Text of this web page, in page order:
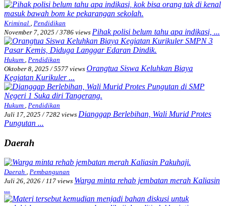
Kriminal
Pendidikan
November 7, 2025 / 3786 views Pihak polisi belum tahu apa indikasi, ...
Hukum
Pendidikan
Oktober 8, 2025 / 5577 views Orangtua Siswa Keluhkan Biaya
Kegiatan Kurikuler ...
Hukum
Pendidikan
Juli 17, 2025 / 7282 views Dianggap Berlebihan, Wali Murid Protes
Pungutan ...
Daerah
Daerah , Pembangunan
Juli 26, 2026 / 117 views Warga minta rehab jembatan merah Kaliasin
...